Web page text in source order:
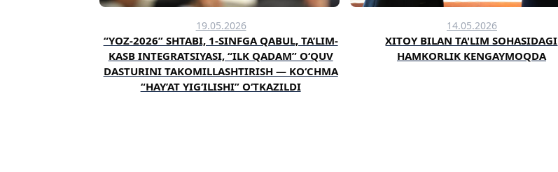
19.05.2026
“YOZ-2026” SHTABI, 1-SINFGA QABUL, TA’LIM-
KASB INTEGRATSIYASI, “ILK QADAM” O‘QUV
DASTURINI TAKOMILLASHTIRISH — KO‘CHMA
“HAY’AT YIG‘ILISHI” O‘TKAZILDI
14.05.2026
XITOY BILAN TA'LIM SOHASIDAGI
HAMKORLIK KENGAYMOQDA